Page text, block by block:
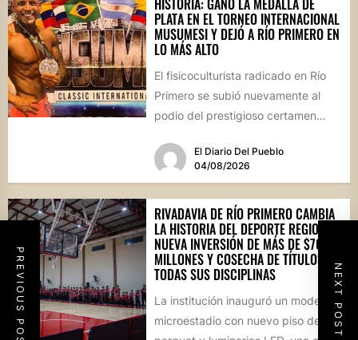
PREVIOUS POST NEXT POST
HISTORIA: GANÓ LA MEDALLA DE
PLATA EN EL TORNEO INTERNACIONAL
MUSUMESI Y DEJÓ A RÍO PRIMERO EN
LO MÁS ALTO
El fisicoculturista radicado en Río
Primero se subió nuevamente al
podio del prestigioso certamen
este fin de...El Diario Del Pueblo
04/08/2026
RIVADAVIA DE RÍO PRIMERO CAMBIA
LA HISTORIA DEL DEPORTE REGIONAL:
NUEVA INVERSIÓN DE MÁS DE $70
MILLONES Y COSECHA DE TÍTULOS EN
TODAS SUS DISCIPLINAS
La institución inauguró un moderno
microestadio con nuevo piso de